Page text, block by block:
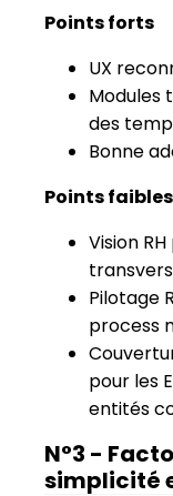
Points forts
UX
Modules
des
Bonne
Points faibles
Vision
Pilotage
process
pour les
entités
N°3 -
simplicité